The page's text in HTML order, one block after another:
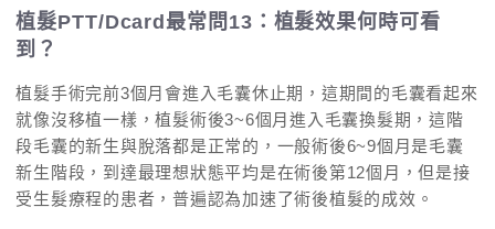
植髮PTT/Dcard最常問13：植髮效果何時可看
到？
植髮手術完前3個月會進入毛囊休止期，這期間的毛囊看起來
就像沒移植一樣，植髮術後3~6個月進入毛囊換髮期，這階
段毛囊的新生與脫落都是正常的，一般術後6~9個月是毛囊
新生階段，到達最理想狀態平均是在術後第12個月，但是接
受生髮療程的患者，普遍認為加速了術後植髮的成效。